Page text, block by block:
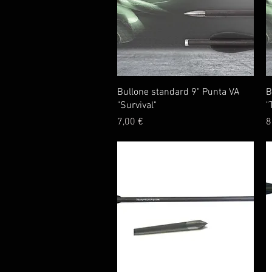
Vista rapida
Bullone standard 9" Punta VA
"Survival"
Prezzo
7,00 €